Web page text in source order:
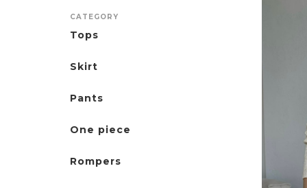
CATEGORY
Tops
Skirt
Pants
One piece
Rompers